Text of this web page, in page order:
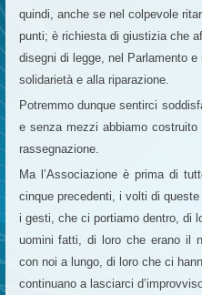
quindi, anche se nel colpevole
punti; è richiesta di giustizia che
disegni di legge, nel Parlamento
solidarietà e alla riparazione.
Potremmo dunque sentirci
e senza mezzi abbiamo costruito
rassegnazione.
Ma l’Associazione è prima di
cinque precedenti, i volti di
i gesti, che ci portiamo dentro, di
uomini fatti, di loro che erano il
con noi a lungo, di loro che ci
continuano a lasciarci